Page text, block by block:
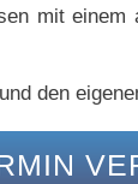
mit einem
den